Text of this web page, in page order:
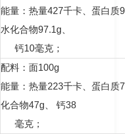
能量：热量427千卡、蛋白质
水化合物97.1g、
钙10毫克；
配料：面100g
能量：热量223千卡、蛋白质
化合物47g、 钙38
毫克；